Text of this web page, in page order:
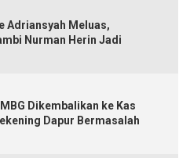
Adriansyah Meluas,
Nurman Herin Jadi
Dikembalikan ke Kas
Dapur Bermasalah